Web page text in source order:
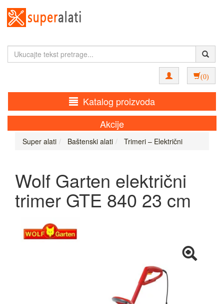
(0)
Katalog proizvoda
Akcije
Super alati Baštenski alati Trimeri – Električni
Wolf Garten električni
trimer GTE 840 23 cm